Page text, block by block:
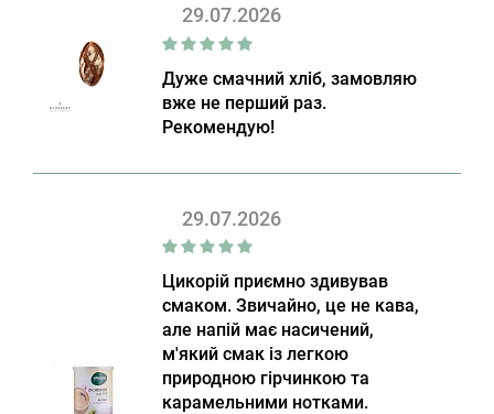
29.07.2026
Дуже смачний хліб, замовляю
вже не перший раз.
Рекомендую!
29.07.2026
Цикорій приємно здивував
смаком. Звичайно, це не кава,
але напій має насичений,
м'який смак із легкою
природною гірчинкою та
карамельними нотками.